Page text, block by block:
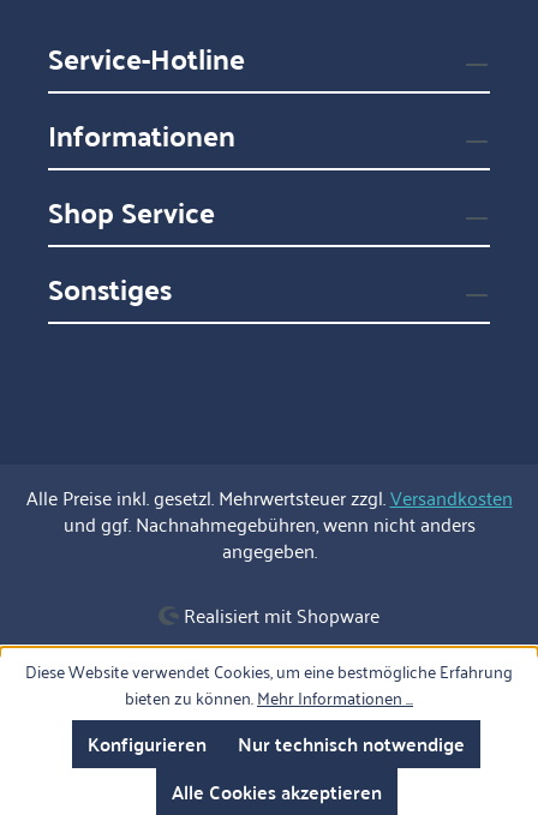
Service-Hotline
Informationen
Shop Service
Sonstiges
Alle Preise inkl. gesetzl. Mehrwertsteuer zzgl.Versandkosten
und ggf. Nachnahmegebühren, wenn nicht anders
angegeben.
Realisiert mit Shopware
Diese Website verwendet Cookies, um eine bestmögliche Erfahrung
bieten zu können.Mehr Informationen ...
Nur technisch notwendige
Konfigurieren
Alle Cookies akzeptieren